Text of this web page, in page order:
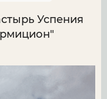
Успения